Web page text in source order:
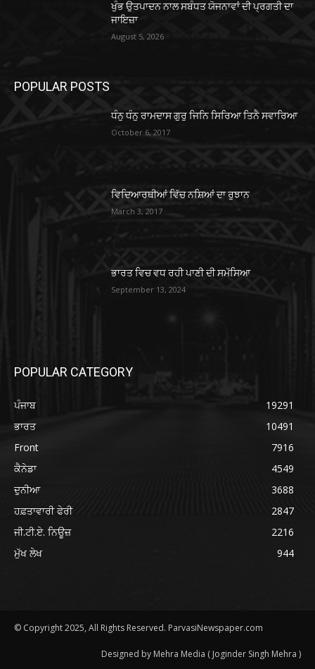
ਖੁੰਭ ਉਤਪਾਦਨ ਨਾਲ ਸਬੰਧਤ ਯੋਜਨਾਵਾਂ ਦੀ ਪ੍ਰਗਤੀ ਦਾ
ਜਾਇਜ਼ਾ
August 5, 2026
POPULAR POSTS
ਧੰਨੁ ਧੰਨੁ ਰਾਮਦਾਸ ਗੁਰੁ ਜਿਨਿ ਸਿਰਿਆ ਤਿਨੈ ਸਵਾਰਿਆ
October 6, 2017
ਵਿਦਿਆਰਥੀਆਂ ਵਿੱਚ ਨਸ਼ਿਆਂ ਦਾ ਰੁਝਾਨ
March 3, 2017
ਭਾਰਤ ਵਿਚ ਵਧ ਰਹੀ ਪਾਣੀ ਦੀ ਸਮੱਸਿਆ
September 13, 2024
POPULAR CATEGORY
ਪੰਜਾਬ
19291
ਭਾਰਤ
10491
Front
7916
ਕੈਨੇਡਾ
4549
ਦੁਨੀਆ
3688
ਹਫ਼ਤਾਵਾਰੀ ਫੇਰੀ
2847
ਜੀ.ਟੀ.ਏ. ਨਿਊਜ਼
2216
ਮੁੱਖ ਲੇਖ
944
© Copyright 2025, All Rights Reserved. ParvasiNewspaper.com
Designed by Mehra Media ( Joginder Singh Mehra )